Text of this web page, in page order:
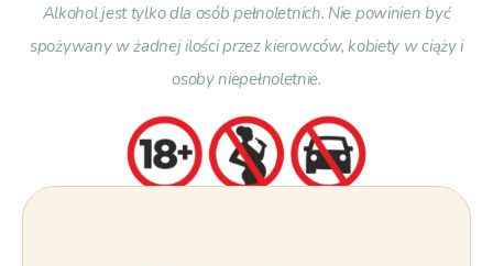
Alkohol jest tylko dla osób pełnoletnich. Nie powinien być
spożywany w żadnej ilości przez kierowców, kobiety w ciąży i
osoby niepełnoletnie.